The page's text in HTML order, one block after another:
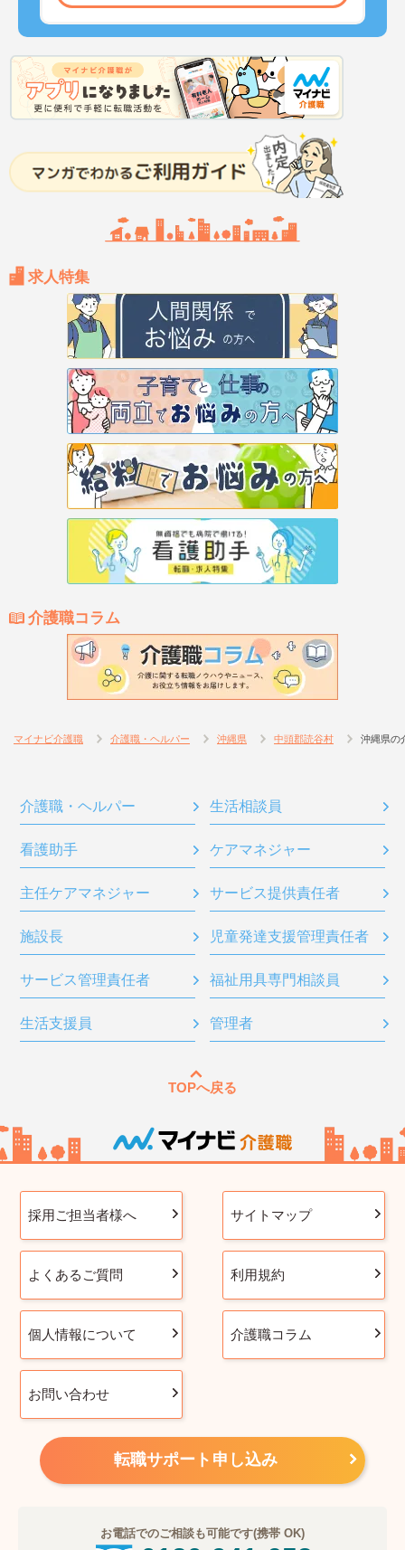
求人特集
介護職コラム
マイナビ介護職 介護職・ヘルパー 沖縄県 中頭郡読谷村 沖縄県の
介護職・ヘルパー 生活相談員
看護助手 ケアマネジャー
主任ケアマネジャー サービス提供責任者
施設長 児童発達支援管理責任者
サービス管理責任者 福祉用具専門相談員
生活支援員 管理者
TOPへ戻る
採用ご担当者様へ サイトマップ
よくあるご質問 利用規約
個人情報について 介護職コラム
お問い合わせ
転職サポート申し込み
お電話でのご相談も可能です(携帯 OK)